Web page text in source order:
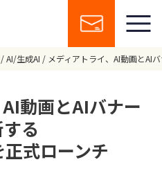
AI/生成AI メディアトライ、AI動画とAI
動画とAIバナー
る
正式ローンチ